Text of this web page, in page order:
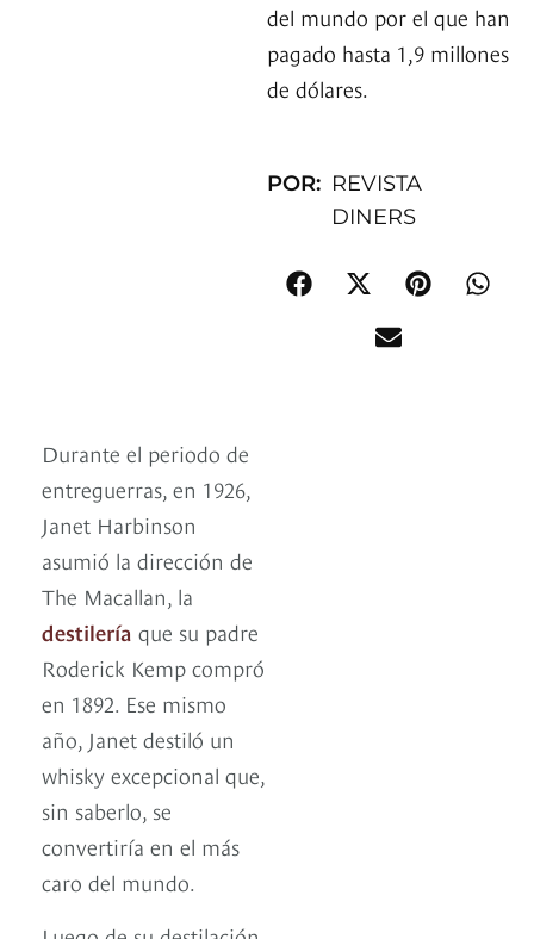
del mundo por el que han
pagado hasta 1,9 millones
de dólares.
POR: REVISTA
DINERS
Durante el periodo de
entreguerras, en 1926,
Janet Harbinson
asumió la dirección de
The Macallan, la
destilería que su padre
Roderick Kemp compró
en 1892. Ese mismo
año, Janet destiló un
whisky excepcional que,
sin saberlo, se
convertiría en el más
caro del mundo.